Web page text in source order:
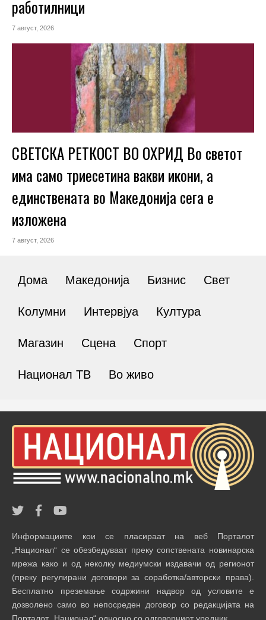
работилници
7 август, 2026
СВЕТСКА РЕТКОСТ ВО ОХРИД Во светот
има само триесетина вакви икони, а
единствената во Македонија сега е
изложена
7 август, 2026
Дома Македонија Бизнис Свет
Колумни Интервјуа Култура
Магазин Сцена Спорт
Национал ТВ Во живо
Информациите кои се пласираат на веб Порталот
„Национал“ се обезбедуваат преку сопствената новинарска
мрежа како и од неколку медиумски издавачи од регионот
(преку регулирани договори за соработка/авторски права).
Бесплатно преземање содржини надвор од условите е
дозволено само во непосреден договор со редакцијата на